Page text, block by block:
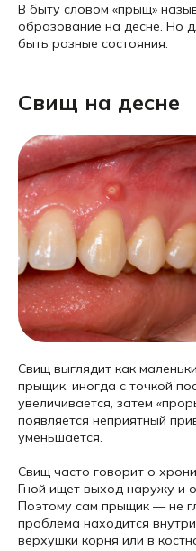
В быту словом «прыщ»
образование на десне. Но
быть разные состояния.
Свищ на десне
Свищ выглядит как
прыщик, иногда с точкой
увеличивается, затем
появляется неприятный
уменьшается.
Свищ часто говорит о
Гной ищет выход наружу и
Поэтому сам прыщик — не
проблема находится
верхушки корня или в